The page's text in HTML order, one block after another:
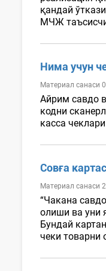
қандай
МЧЖ
Нима учун
Материал санаси
Айрим савдо
кодни
касса
Совға
Материал санаси
“Чакана
олиши ва уни
Бундай
чеки товарни